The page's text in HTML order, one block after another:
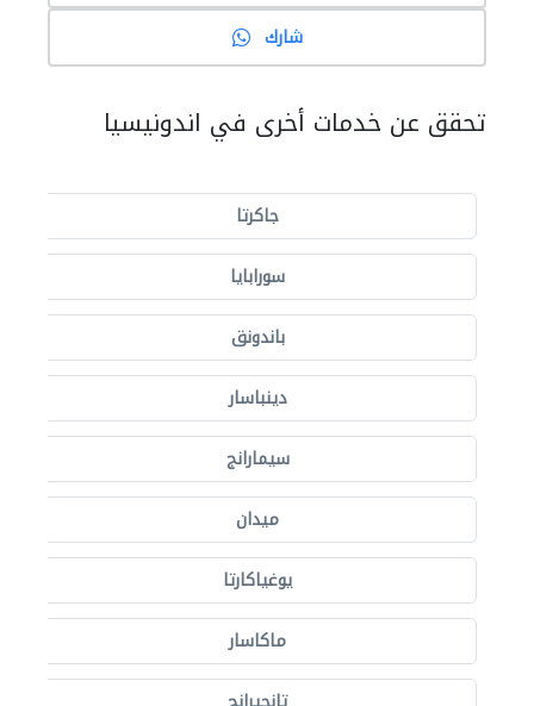
شارك
تحقق عن خدمات أخرى في اندونيسيا
جاكرتا
سورابايا
باندونق
دينباسار
سيمارانج
ميدان
يوغياكارتا
ماكاسار